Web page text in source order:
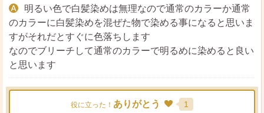
明るい色で白髪染めは無理なので通常のカラーか通常
のカラーに白髪染めを混ぜた物で染める事になると思いま
すがそれだとすぐに色落ちします
なのでブリーチして通常のカラーで明るめに染めると良い
と思います
役に立った！ ありがとう 1